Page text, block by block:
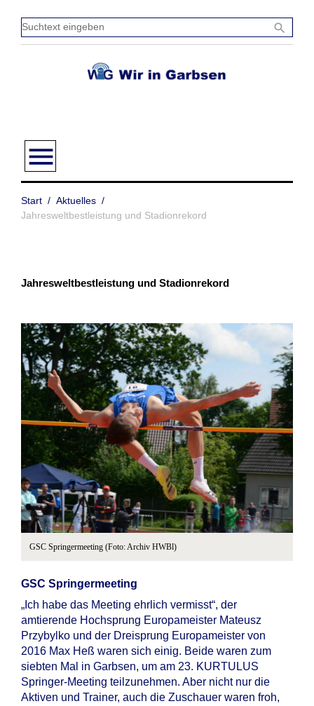
Inhalt
springen
search
menu
Start / Aktuelles /
Jahresweltbestleistung und Stadionrekord
Jahresweltbestleistung und Stadionrekord
GSC Springermeeting (Foto: Archiv HWBl)
GSC Springermeeting
„Ich habe das Meeting ehrlich vermisst“, der
amtierende Hochsprung Europameister Mateusz
Przybylko und der Dreisprung Europameister von
2016 Max Heß waren sich einig. Beide waren zum
siebten Mal in Garbsen, um am 23. KURTULUS
Springer-Meeting teilzunehmen. Aber nicht nur die
Aktiven und Trainer, auch die Zuschauer waren froh,